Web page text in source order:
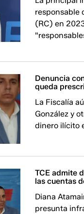
responsable
(RC) en
Denuncia
queda
La Fiscalía
González y
dinero ilícito
TCE admite
las cuentas
Diana
presunta